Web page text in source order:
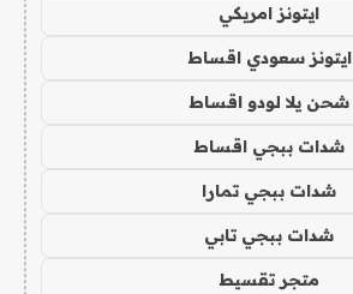
ايتونز امريكي
ايتونز سعودي اقساط
شحن يلا لودو اقساط
شدات ببجي اقساط
شدات ببجي تمارا
شدات ببجي تابي
متجر تقسيط